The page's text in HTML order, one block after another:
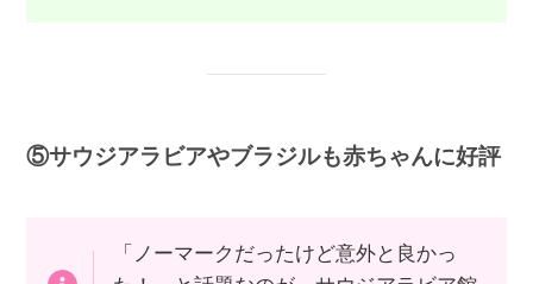
⑤サウジアラビアやブラジルも赤ちゃんに好評
「ノーマークだったけど意外と良かっ